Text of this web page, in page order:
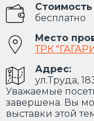
бесплатно
Место
ТРК
Адрес:
ул.Труда,
Уважаемые
завершена. Вы
выставки этой